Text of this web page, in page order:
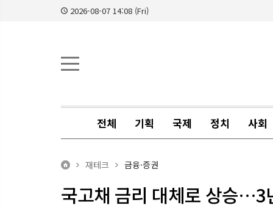
2026-08-07 14:08 (Fri)
전체 기획 국제 정치 사회
재테크 금융·증권
국고채 금리 대체로 상승